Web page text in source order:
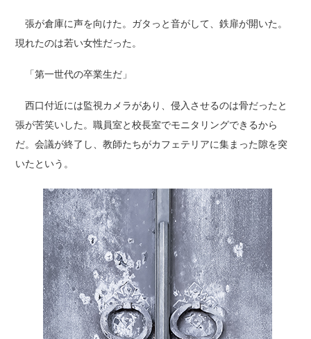
張が倉庫に声を向けた。ガタっと音がして、鉄扉が開いた。
現れたのは若い女性だった。
「第一世代の卒業生だ」
西口付近には監視カメラがあり、侵入させるのは骨だったと
張が苦笑いした。職員室と校長室でモニタリングできるから
だ。会議が終了し、教師たちがカフェテリアに集まった隙を突
いたという。